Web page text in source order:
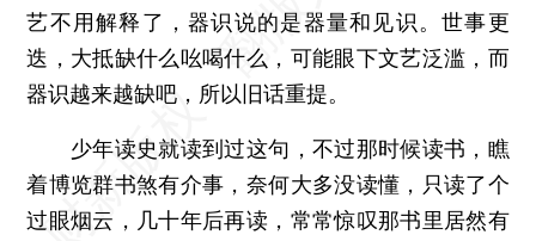
艺不用解释了，器识说的是器量和见识。世事更
迭，大抵缺什么吆喝什么，可能眼下文艺泛滥，而
器识越来越缺吧，所以旧话重提。
少年读史就读到过这句，不过那时候读书，瞧
着博览群书煞有介事，奈何大多没读懂，只读了个
过眼烟云，几十年后再读，常常惊叹那书里居然有